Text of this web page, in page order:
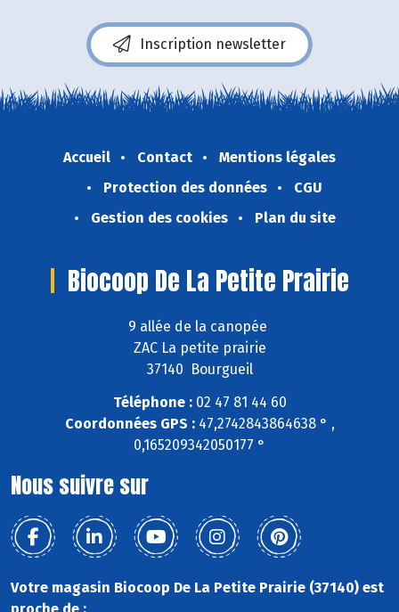
Inscription newsletter
Accueil Contact
Mentions légales
Protection des données
CGU
Gestion des cookies
Plan du site
Biocoop De La Petite Prairie
9 allée de la canopée
ZAC La petite prairie
37140 Bourgueil
Téléphone :02 47 81 44 60
Coordonnées GPS :47,2742843864638 ° ,
0,165209342050177 °
Nous suivre sur
Votre magasin Biocoop De La Petite Prairie (37140) est